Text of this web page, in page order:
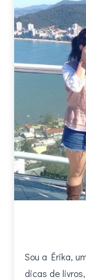
Sou a Érika,
dicas de